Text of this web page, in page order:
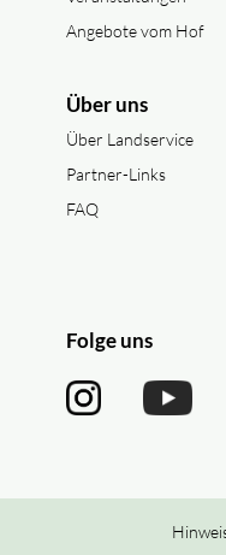
Angebote vom Hof
Über uns
Über Landservice
Partner-Links
FAQ
Folge uns